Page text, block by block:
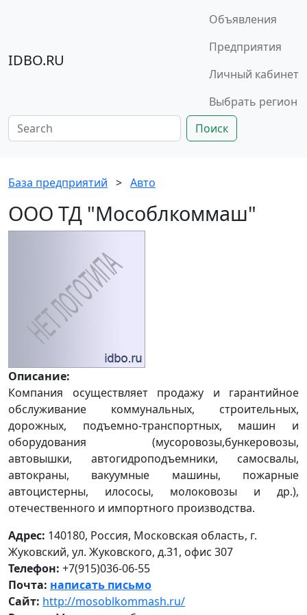
IDBO.RU
Объявления
Предприятия
Личный кабинет
Выбрать регион
Поиск
База предприятий > Авто
ООО ТД "Мособлкоммаш"
Описание:
Компания осуществляет продажу и гарантийное
обслуживание коммунальных, строительных,
дорожных, подъемно-транспортных, машин и
оборудования (мусоровозы,бункеровозы,
автовышки, автогидроподъемники, самосвалы,
автокраны, вакуумные машины, пожарные
автоцистерны, илососы, молоковозы и др.),
отечественного и импортного производства.
Адрес: 140180, Россия, Московская область, г.
Жуковский, ул. Жуковского, д.31, офис 307
Телефон: +7(915)036-06-55
Почта: написать письмо
Сайт: http://mosoblkommash.ru/